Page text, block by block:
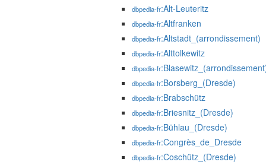
dbpedia-fr:Alt-Leuteritz
dbpedia-fr:Altfranken
dbpedia-fr:Altstadt_(arrondissement)
dbpedia-fr:Alttolkewitz
dbpedia-fr
dbpedia-fr:Borsberg_(Dresde)
dbpedia-fr:Brabschütz
dbpedia-fr:Briesnitz_(Dresde)
dbpedia-fr:Bühlau_(Dresde)
dbpedia-fr:Congrès_de_Dresde
dbpedia-fr:Coschütz_(Dresde)